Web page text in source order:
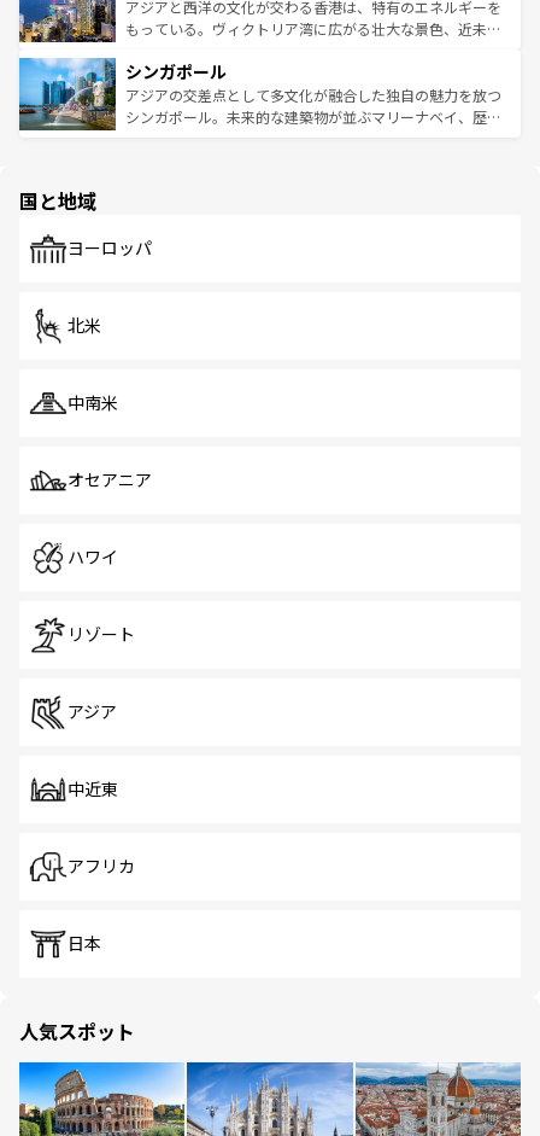
ひ現地で味わいたい。どの地域を訪れてもあたたかい人々
が旅行者を迎えてくれるので、きっと忘れられない旅にな
参照してほしい。
帯で自然と触れ合い、南部ではプーケットやクラビの美し
いビーチでリゾート気分を楽しむことができる。タイ料理
激する。気候は一年中温暖で、どの季節にも異なる楽しみ
が待っている。親しみやすいタイの人々、仏教を中心とし
た文化、そして多様な観光資源が、訪れる旅人を魅了し続
アジアと西洋の文化が交わる香港は、特有のエネルギーを
もっている。ヴィクトリア湾に広がる壮大な景色、近未来
み、どこを訪れても感動するはず。観光スポットが密集し
ており、効率よく見どころを回れるのも魅力。息をのむよ
うな絶景から文化的な体験まで、香港を存分に楽しみ尽く
シンガポール
アジアの交差点として多文化が融合した独自の魅力を放つ
シンガポール。未来的な建築物が並ぶマリーナベイ、歴史
で、ホーカーズは地元の風情を楽しめる外せないスポット
国と地域
ヨーロッパ
北米
中南米
オセアニア
ハワイ
リゾート
アジア
中近東
アフリカ
日本
人気スポット